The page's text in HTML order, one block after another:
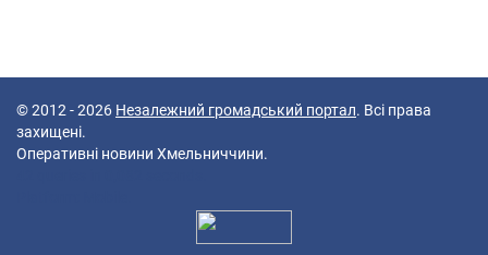
© 2012 - 2026 Незалежний громадський портал. Всі права
захищені.
Оперативні новини Хмельниччини.